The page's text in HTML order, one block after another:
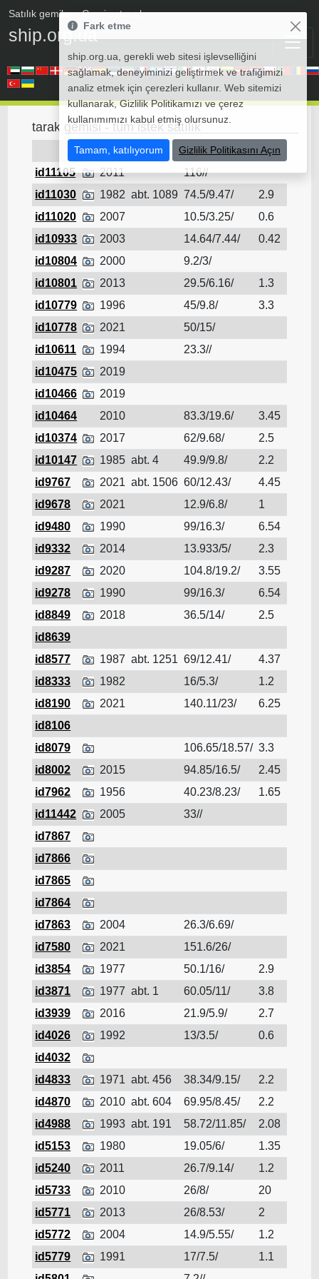
Satılık gemiler• Gemi satın al
ship.org.ua
tarak gemisi - tüm istek satılık
DWT L/B/D
draft
id11105
2011 116//
id11030
1982 abt. 1089 74.5/9.47/ 2.9
id11020
2007 10.5/3.25/ 0.6
id10933
2003 14.64/7.44/ 0.42
id10804
2000 9.2/3/
id10801
2013 29.5/6.16/ 1.3
id10779
1996 45/9.8/ 3.3
id10778
2021 50/15/
id10611
1994 23.3//
id10475
2019
id10466
2019
id10464
2010 83.3/19.6/ 3.45
id10374
2017 62/9.68/ 2.5
id10147
1985 abt. 4 49.9/9.8/ 2.2
id9767
2021 abt. 1506 60/12.43/ 4.45
id9678
2021 12.9/6.8/ 1
id9480
1990 99/16.3/ 6.54
id9332
2014 13.933/5/ 2.3
id9287
2020 104.8/19.2/ 3.55
id9278
1990 99/16.3/ 6.54
id8849
2018 36.5/14/ 2.5
id8639
id8577
1987 abt. 1251 69/12.41/ 4.37
id8333
1982 16/5.3/ 1.2
id8190
2021 140.11/23/ 6.25
id8106
id8079
106.65/18.57/ 3.3
id8002
2015 94.85/16.5/ 2.45
id7962
1956 40.23/8.23/ 1.65
id11442
2005 33//
id7867
id7866
id7865
id7864
id7863
2004 26.3/6.69/
id7580
2021 151.6/26/
id3854
1977 50.1/16/ 2.9
id3871
1977 abt. 1 60.05/11/ 3.8
id3939
2016 21.9/5.9/ 2.7
id4026
1992 13/3.5/ 0.6
id4032
id4833
1971 abt. 456 38.34/9.15/ 2.2
id4870
2010 abt. 604 69.95/8.45/ 2.2
id4988
1993 abt. 191 58.72/11.85/ 2.08
id5153
1980 19.05/6/ 1.35
id5240
2011 26.7/9.14/ 1.2
id5733
2010 26/8/ 20
id5771
2013 26/8.53/ 2
id5772
2004 14.9/5.55/ 1.2
id5779
1991 17/7.5/ 1.1
Fark etme
ship.org.ua, gerekli web sitesi işlevselliğini
sağlamak, deneyiminizi geliştirmek ve trafiğimizi
analiz etmek için çerezleri kullanır. Web sitemizi
kullanarak, Gizlilik Politikamızı ve çerez
kullanımımızı kabul etmiş olursunuz.
Tamam, katılıyorum Gizlilik Politikasını Açın